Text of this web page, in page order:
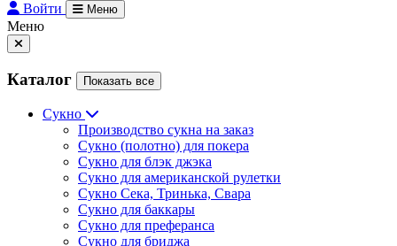
Войти
Меню
Меню
Каталог Показать все
Сукно
Производство сукна на заказ
Сукно (полотно) для покера
Сукно для блэк джэка
Сукно для американской рулетки
Сукно Сека, Тринька, Свара
Сукно для баккары
Сукно для преферанса
Сукно для бриджа